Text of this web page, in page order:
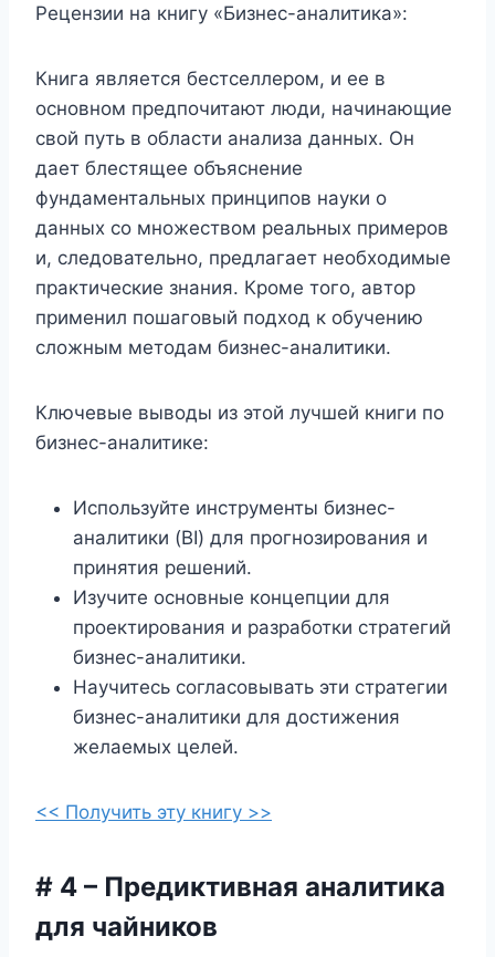
Рецензии на книгу «Бизнес-аналитика»:
Книга является бестселлером, и ее в
основном предпочитают люди, начинающие
свой путь в области анализа данных. Он
дает блестящее объяснение
фундаментальных принципов науки о
данных со множеством реальных примеров
и, следовательно, предлагает необходимые
практические знания. Кроме того, автор
применил пошаговый подход к обучению
сложным методам бизнес-аналитики.
Ключевые выводы из этой лучшей книги по
бизнес-аналитике:
Используйте инструменты бизнес-
аналитики (BI) для прогнозирования и
принятия решений.
Изучите основные концепции для
проектирования и разработки стратегий
бизнес-аналитики.
Научитесь согласовывать эти стратегии
бизнес-аналитики для достижения
желаемых целей.
<< Получить эту книгу >>
# 4 – Предиктивная аналитика
для чайников